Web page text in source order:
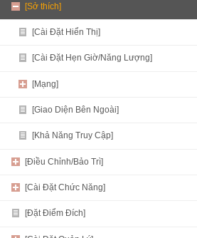
[Sở thích]
[Cài Đặt Hiển Thị]
[Cài Đặt Hẹn Giờ/Năng Lượng]
[Mạng]
[Giao Diện Bên Ngoài]
[Khả Năng Truy Cập]
[Điều Chỉnh/Bảo Trì]
[Cài Đặt Chức Năng]
[Đặt Điểm Đích]